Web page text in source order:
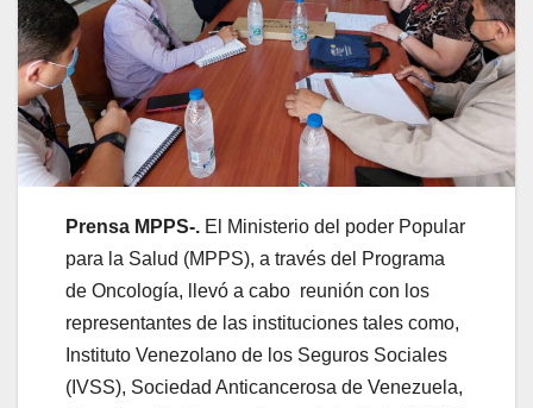
Prensa MPPS-. El Ministerio del poder Popular
para la Salud (MPPS), a través del Programa
de Oncología, llevó a cabo reunión con los
representantes de las instituciones tales como,
Instituto Venezolano de los Seguros Sociales
(IVSS), Sociedad Anticancerosa de Venezuela,